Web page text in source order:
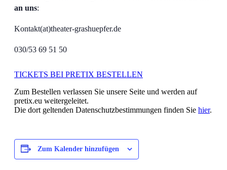
an uns:
Kontakt(at)theater-grashuepfer.de
030/53 69 51 50
TICKETS BEI PRETIX BESTELLEN
Zum Bestellen verlassen Sie unsere Seite und werden auf
pretix.eu weitergeleitet.
Die dort geltenden Datenschutzbestimmungen finden Sie hier.
Zum Kalender hinzufügen